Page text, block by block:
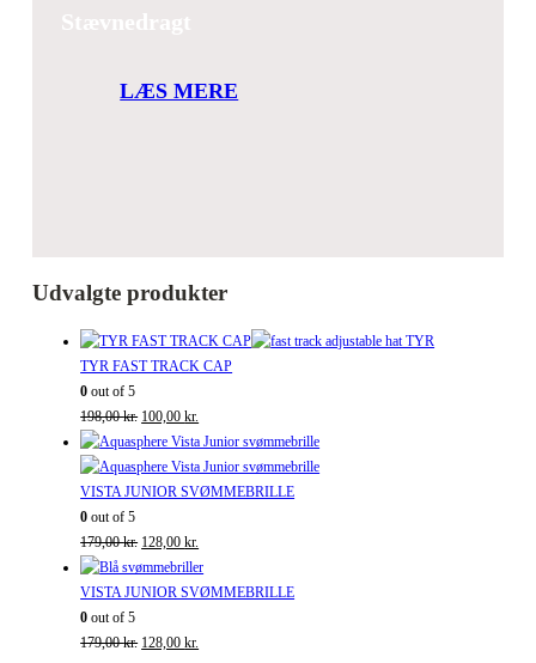
LÆS MERE
Udvalgte produkter
TYR FAST TRACK CAP
0 out of 5
198,00kr. Den
oprindelige
pris
var:
100,00kr.
aktuelle
pris
er:
VISTA JUNIOR SVØMMEBRILLE
0 out of 5
179,00kr. Den
oprindelige
pris
179,00 kr..
128,00kr.
aktuelle
pris
VISTA JUNIOR SVØMMEBRILLE
0 out of 5
179,00kr. Den
128,00kr.